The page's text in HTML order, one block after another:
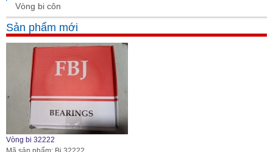
Vòng bi côn
Sản phẩm mới
Vòng bi 32222